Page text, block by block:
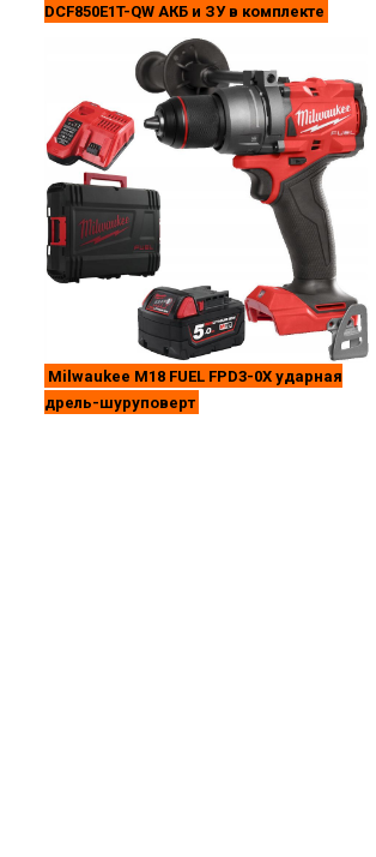
DCF850E1T-QW АКБ и ЗУ в комплекте
Milwaukee M18 FUEL FPD3-0X ударная
дрель-шуруповерт